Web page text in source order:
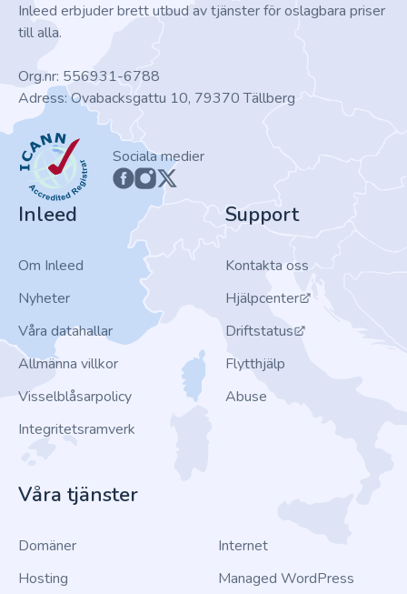
Inleed erbjuder brett utbud av tjänster för oslagbara priser
till alla.
Org.nr: 556931-6788
Adress: Ovabacksgattu 10, 79370 Tällberg
ICANN
Sociala medier
Inleed
Om Inleed
Nyheter
Våra datahallar
Allmänna villkor
Visselblåsarpolicy
Integritetsramverk
Support
Kontakta oss
Hjälpcenter
Driftstatus
Flytthjälp
Abuse
Våra tjänster
Domäner
Hosting
Internet
Managed WordPress